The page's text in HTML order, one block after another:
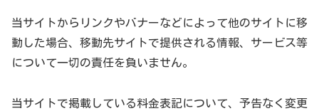
当サイトからリンクやバナーなどによって他のサイトに移
動した場合、移動先サイトで提供される情報、サービス等
について一切の責任を負いません。
当サイトで掲載している料金表記について、予告なく変更